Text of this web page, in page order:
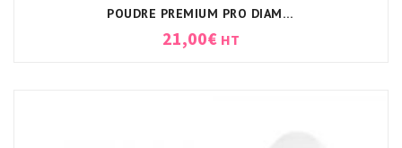
POUDRE PREMIUM PRO DIAMOND SHINE JULIANA NAILS
21,00€ HT